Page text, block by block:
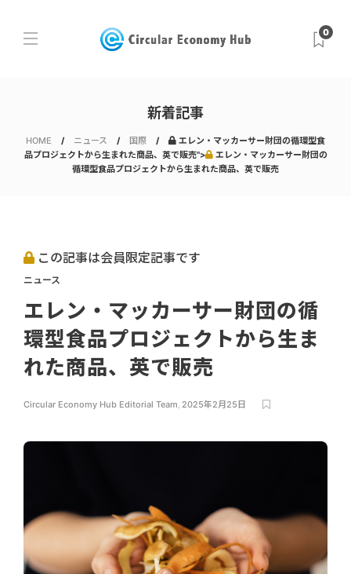
0
新着記事
HOME ニュース 国際
エレン・マッカーサー財団の循環型食
品プロジェクトから生まれた商品、英で販売">
エレン・マッカーサー財団の
循環型食品プロジェクトから生まれた商品、英で販売
この記事は会員限定記事です
ニュース
エレン・マッカーサー財団の循
環型食品プロジェクトから生ま
れた商品、英で販売
Circular Economy Hub Editorial Team, 2025年2月25日